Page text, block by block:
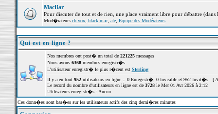
MacBar
Pour discuter de tout et de rien, une place vraiment libre pour débattre (dans
Mod�rateurs ch-vox, blackjmac, ale, Equipe des Modérateurs
Qui est en ligne ?
Nos membres ont post� un total de 221225messages
Nous avons 6368membres enregistr�s
L'utilisateur enregistr� le plus r�cent est Sterling
Il y a en tout 952utilisateurs en ligne :: 0 Enregistr�, 0 Invisible et 952 Invit�s [
Le record du nombre d'utilisateurs en ligne est de 3728le Mer 01 Avr 2026 à 2:12
Utilisateurs enregistr�s : Aucun
Ces donn�es sont bas�es sur les utilisateurs actifs des cinq derni�res minutes